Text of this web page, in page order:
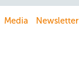
Media Newsletter